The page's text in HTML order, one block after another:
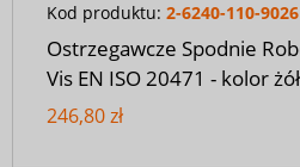
Kod produktu: 2-6240-110-9026
Ostrzegawcze Spodnie
Vis EN ISO 20471 - kolor
246,80 zł